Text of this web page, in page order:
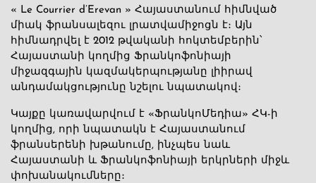
« Le Courrier d’Erevan » Հայաստանում հիմնված
միակ ֆրանսալեզու լրատվամիջոցն է։ Այն
հիմնադրվել է 2012 թվականի հոկտեմբերին՝
Հայաստանի կողմից Ֆրանկոֆոնիայի
միջազգային կազմակերպությանը լիիրավ
անդամակցությունը նշելու նպատակով։
Կայքը կառավարվում է «ՖրանկոՄեդիա» ՀԿ-ի
կողմից, որի նպատակն է Հայաստանում
ֆրանսերենի խթանումը, ինչպես նաև
Հայաստանի և Ֆրանկոֆոնիայի երկրների միջև
փոխանակումները։